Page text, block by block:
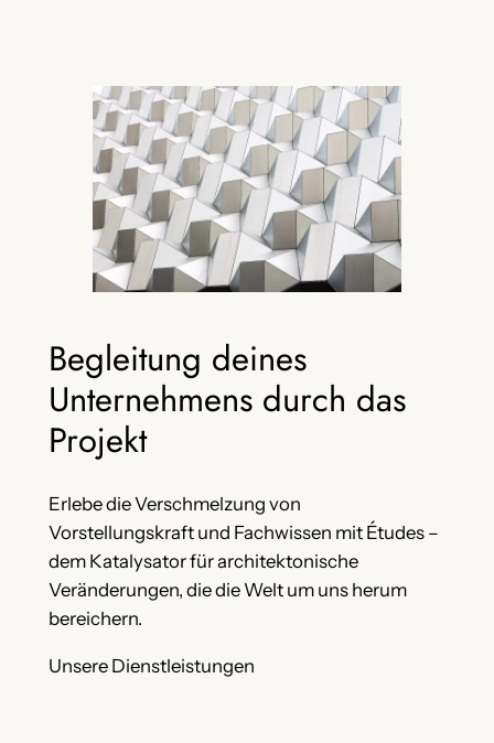
Begleitung deines
Unternehmens durch das
Projekt
Erlebe die Verschmelzung von
Vorstellungskraft und Fachwissen mit Études –
dem Katalysator für architektonische
Veränderungen, die die Welt um uns herum
bereichern.
Unsere Dienstleistungen